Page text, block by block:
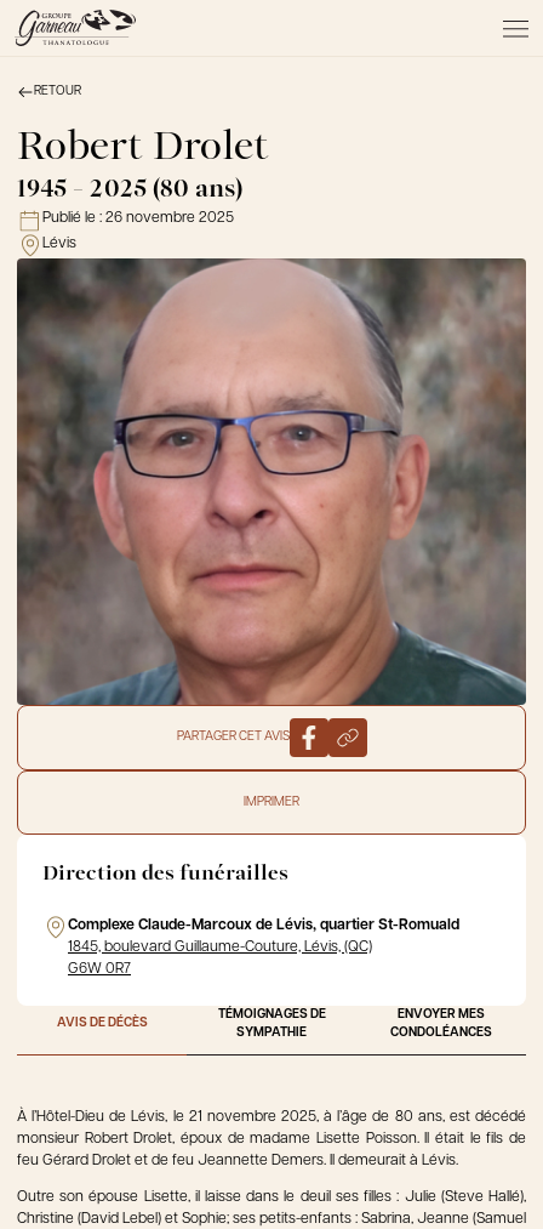
À PROPOS
NOS SERVICES
NOS PRODUITS
NOTRE ÉQUIPE
NOS SALONS
AVIS DE DÉCÈS
Actualités
FAQ et mythes
Liens utiles
Témoignages
Emplois
Dons
RETOUR
Robert Drolet
1945 - 2025 (80 ans)
Publié le : 26 novembre 2025
Lévis
PARTAGER CET AVIS
IMPRIMER
Direction des funérailles
Complexe Claude-Marcoux de Lévis, quartier St-Romuald
1845, boulevard Guillaume-Couture, Lévis, (QC)
G6W 0R7
AVIS DE DÉCÈS
TÉMOIGNAGES DE
SYMPATHIE
ENVOYER MES
CONDOLÉANCES
À l’Hôtel-Dieu de Lévis, le 21 novembre 2025, à l’âge de 80 ans, est décédé
monsieur Robert Drolet, époux de madame Lisette Poisson. Il était le fils de
feu Gérard Drolet et de feu Jeannette Demers. Il demeurait à Lévis.
Outre son épouse Lisette, il laisse dans le deuil ses filles : Julie (Steve Hallé),
Christine (David Lebel) et Sophie; ses petits-enfants : Sabrina, Jeanne (Samuel